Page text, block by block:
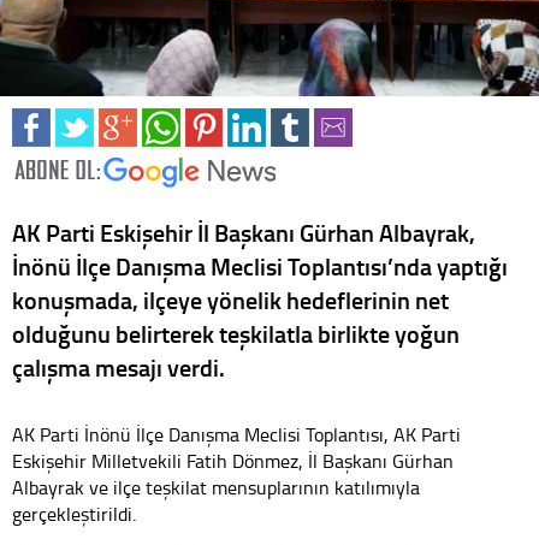
AK Parti Eskişehir İl Başkanı Gürhan Albayrak,
İnönü İlçe Danışma Meclisi Toplantısı’nda yaptığı
konuşmada, ilçeye yönelik hedeflerinin net
olduğunu belirterek teşkilatla birlikte yoğun
çalışma mesajı verdi.
AK Parti İnönü İlçe Danışma Meclisi Toplantısı, AK Parti
Eskişehir Milletvekili Fatih Dönmez, İl Başkanı Gürhan
Albayrak ve ilçe teşkilat mensuplarının katılımıyla
gerçekleştirildi.